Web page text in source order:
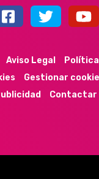
9k 35k
Aviso Legal
Gestionar
Contactar